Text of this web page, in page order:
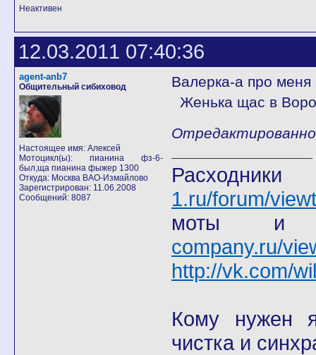
Неактивен
12.03.2011 07:40:36
agent-anb7
Общительный сибиховод
Настоящее имя: Алексей
Мотоцикл(ы): пианина фз-6-
был,ща пианина фыжер 1300
Откуда: Москва ВАО-Измайлово
Зарегистрирован: 11.06.2008
Сообщений: 8087
Валерка-а про меня
Женька щас в
Отредактированно
1.ru/forum/
company.ru/
http://vk.com/
Кому нужен
чистка и